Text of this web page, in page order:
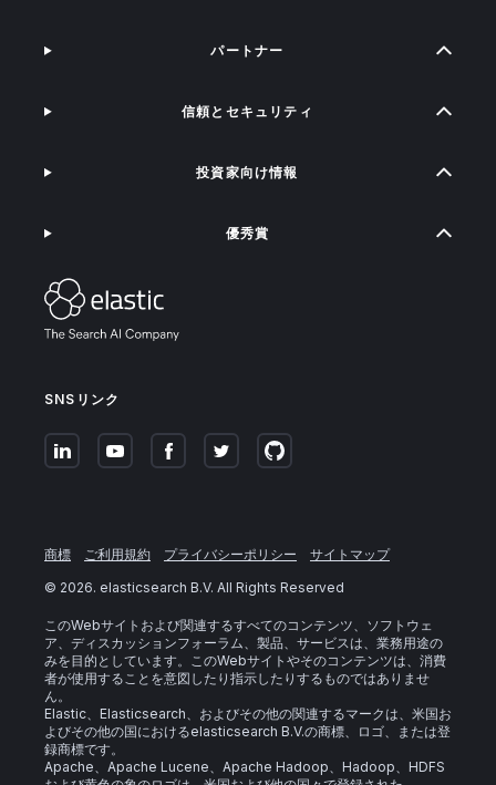
SNSリンク
パートナー
信頼とセキュリティ
投資家向け情報
優秀賞
商標 ご利用規約 プライバシーポリシー
サイトマップ
© 2026. elasticsearch B.V. All Rights Reserved
このWebサイトおよび関連するすべてのコンテンツ、ソフトウェ
ア、ディスカッションフォーラム、製品、サービスは、業務用途の
みを目的としています。このWebサイトやそのコンテンツは、消費
者が使用することを意図したり指示したりするものではありませ
ん。
Elastic、Elasticsearch、およびその他の関連するマークは、米国お
よびその他の国におけるelasticsearch B.V.の商標、ロゴ、または登
録商標です。
Apache、Apache Lucene、Apache Hadoop、Hadoop、HDFS